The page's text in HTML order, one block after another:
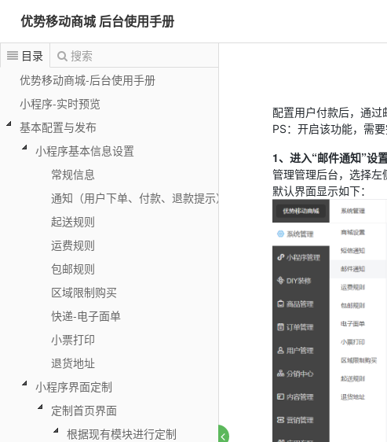
优势移动商城 后台使用手册
目录
搜索
优势移动商城-后台使用手册
小程序-实时预览
基本配置与发布
小程序基本信息设置
常规信息
通知（用户下单、付款、退款提示）
起送规则
运费规则
包邮规则
区域限制购买
快递-电子面单
小票打印
退货地址
小程序界面定制
定制首页界面
根据现有模块进行定制
配置用户付款后，通过
PS：开启该功能，需
1、进入“邮件通知”设
管理管理后台，选择左
默认界面显示如下：